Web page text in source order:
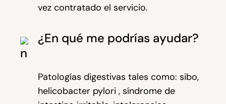
vez contratado el servicio.
¿En qué me podrías ayudar?
Patologías digestivas tales como: sibo,
helicobacter pylori , síndrome de